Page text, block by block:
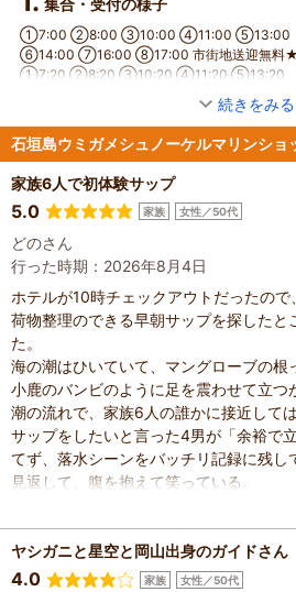
集合・受付の様子
①7:00 ②8:00 ③10:00 ④11:00 ⑤13:00
⑥14:00 ⑦16:00 ⑧17:00 市街地送迎無料★
①7:20 ②8:20 ③10:20 ④11:20 ⑤13:20
⑥14:20 ⑦16:20 ⑧17:20 受付&ご精算
続きをみる
石垣島ウミガメシュノーケルマリンショ
家族6人で初体験サップ
5.0 家族 女性／50代
どのさん
行った時期：2026年8月4日
ホテルが10時チェックアウトだったの
荷物整理のできる早朝サップを探したと
た。
海の潮はひいていて、マングローブの根
小鹿のバンビのように足を震わせて立つ
潮の流れで、家族6人の誰かに接近して
サップをしたいと言った4男が「余裕で
てず、落水シーンをバッチリ記録に残し
見返して、腹を抱えて笑っている。
ガイドのお兄さん、ありかとうごさまい
今度石垣島に行く時には、ハッピーで、
ます。
ヤシガニと星空と岡山出身のガイドさん
4.0 家族 女性／50代